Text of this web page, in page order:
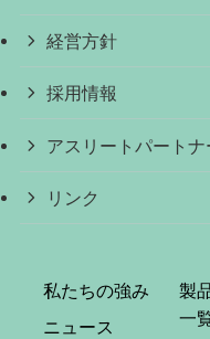
経営方針
採用情報
アスリートパートナ
リンク
私たちの強み
ニュース
製
一